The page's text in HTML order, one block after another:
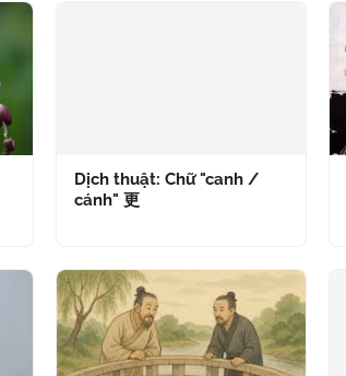
Dịch thuật: Chữ "canh /
cánh" 更